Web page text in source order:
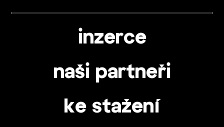
inzerce
naši partneři
ke stažení